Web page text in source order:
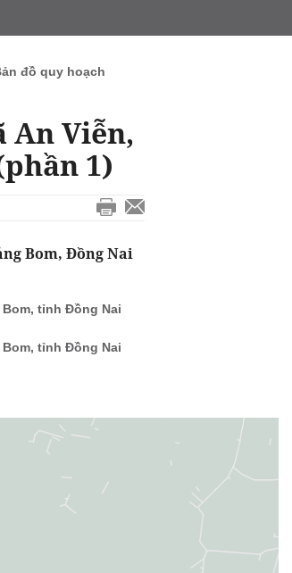
đồ quy hoạch
An Viễn,
1)
Bom, Đồng Nai
tỉnh Đồng Nai
tỉnh Đồng Nai